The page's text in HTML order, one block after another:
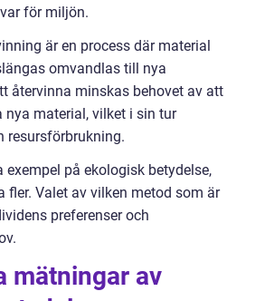
för miljön.
är en process där material
omvandlas till nya
återvinna minskas behovet av att
nya material, vilket i sin tur
resursförbrukning.
exempel på ekologisk betydelse,
fler. Valet av vilken metod som är
preferenser och
mätningar av